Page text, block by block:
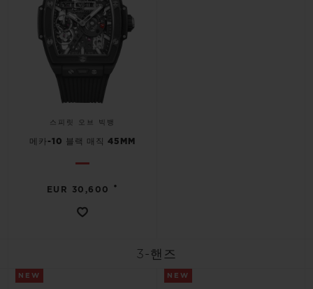
스피릿 오브 빅뱅
메카-10 블랙 매직 45MM
EUR 30,600 •
3-핸즈
NEW NEW